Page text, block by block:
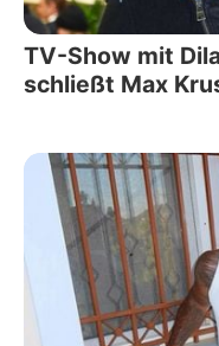
TV-Show mit
schließt Max